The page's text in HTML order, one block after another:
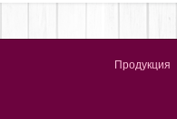
Продукция